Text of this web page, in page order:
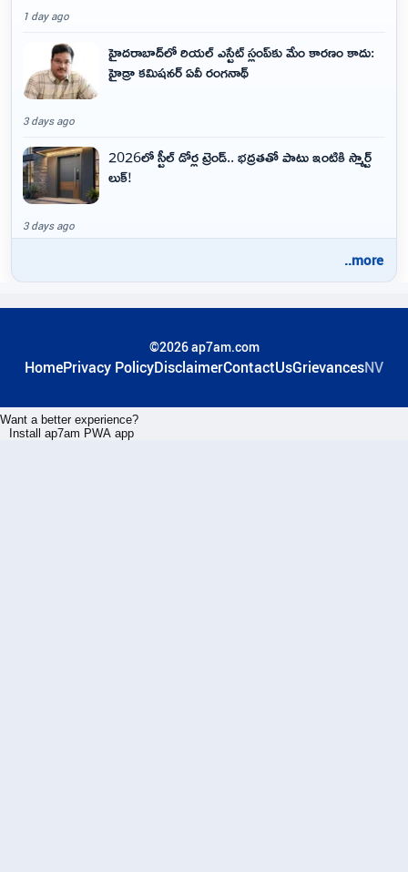
1 day ago
హైదరాబాద్‌లో రియల్ ఎస్టేట్ స్లంప్‌కు మేం కారణం కాదు:
హైడ్రా కమిషనర్ ఏవీ రంగనాథ్
3 days ago
2026లో స్టీల్ డోర్ల ట్రెండ్.. భద్రతతో పాటు ఇంటికి స్మార్ట్
లుక్!
3 days ago
..more
©2026 ap7am.com
HomePrivacy PolicyDisclaimerContactUsGrievancesNV
Want a better experience?
Install ap7am PWA app